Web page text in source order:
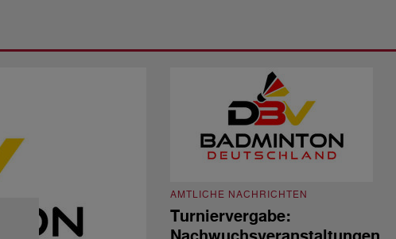
AMTLICHE NACHRICHTEN
Turniervergabe: